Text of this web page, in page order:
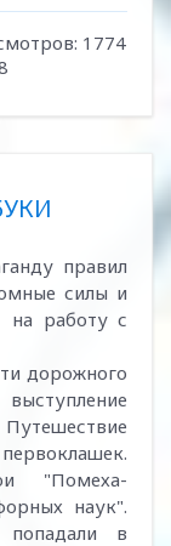
1774
правил
силы и
на работу с
дорожного
Путешествие
"Помеха-
наук".
в